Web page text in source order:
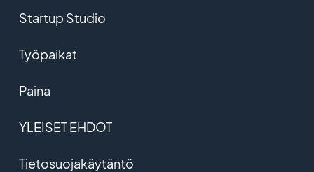
Startup Studio
Työpaikat
Paina
YLEISET EHDOT
Tietosuojakäytäntö